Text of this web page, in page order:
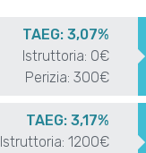
TAEG: 3,07%
Istruttoria: 0€
Perizia: 300€
TAEG: 3,17%
Istruttoria: 1200€